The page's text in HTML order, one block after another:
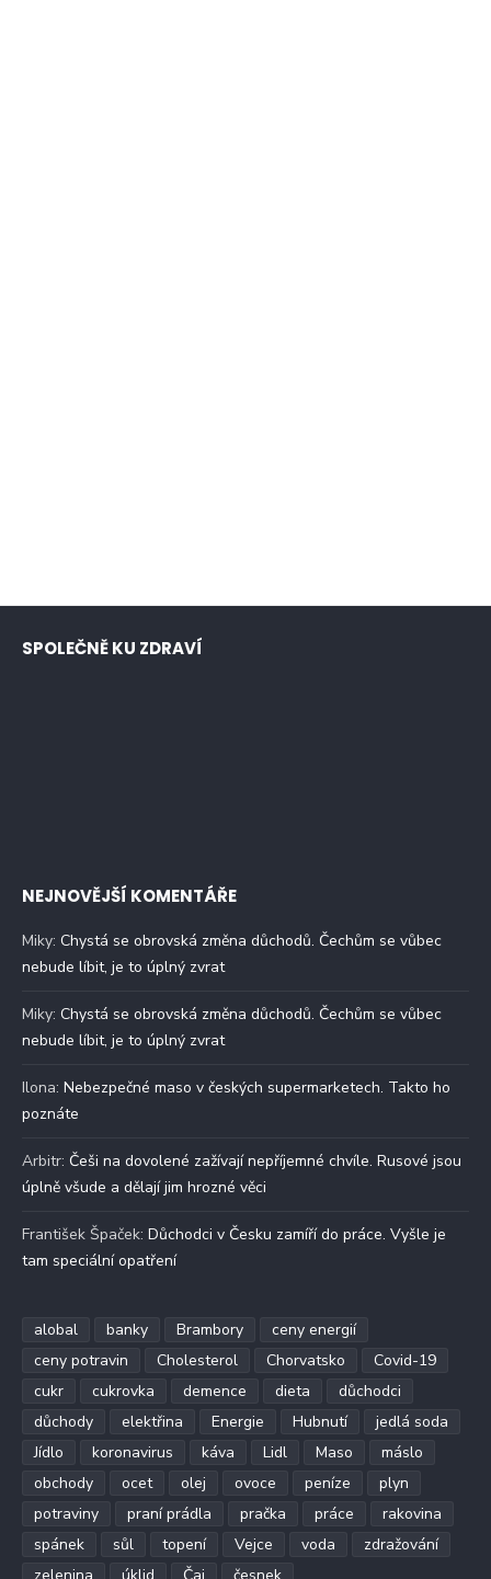
SPOLEČNĚ KU ZDRAVÍ
NEJNOVĚJŠÍ KOMENTÁŘE
Miky: Chystá se obrovská změna důchodů. Čechům se vůbec
nebude líbit, je to úplný zvrat
Miky: Chystá se obrovská změna důchodů. Čechům se vůbec
nebude líbit, je to úplný zvrat
Ilona: Nebezpečné maso v českých supermarketech. Takto ho
poznáte
Arbitr: Češi na dovolené zažívají nepříjemné chvíle. Rusové jsou
úplně všude a dělají jim hrozné věci
František Špaček: Důchodci v Česku zamíří do práce. Vyšle je
tam speciální opatření
alobal banky Brambory
ceny energií
ceny potravin
Cholesterol Chorvatsko
Covid-19
cukr
cukrovka demence dieta
důchodci
důchody
elektřina Energie Hubnutí
jedlá soda
Jídlo
koronavirus káva Lidl Maso
máslo
obchody
ocet olej ovoce peníze
plyn
potraviny
praní prádla pračka práce
rakovina
spánek
sůl topení Vejce voda
zdražování